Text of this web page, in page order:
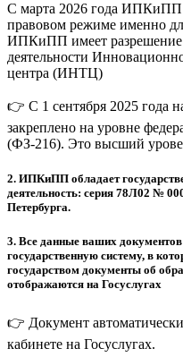
С марта 2026 года ИПКиПП
правовом режиме именно
ИПКиПП имеет разрешение
деятельности
центра (ИНТЦ)
👉 С 1 сентября 2025 года
закреплено на уровне
(ФЗ-216). Это высший
2. ИПКиПП обладает
деятельность: серия 78Л02 №
Петербурга.
3. Все данные ваших
государственную систему, в
государством документы об
отображаются на Госуслугах
👉 Документ
кабинете на Госуслугах.